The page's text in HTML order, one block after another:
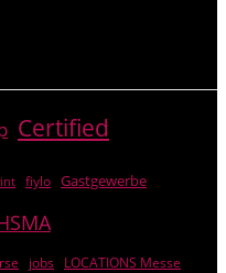
Certified
fiylo Gastgewerbe
jobs LOCATIONS Messe